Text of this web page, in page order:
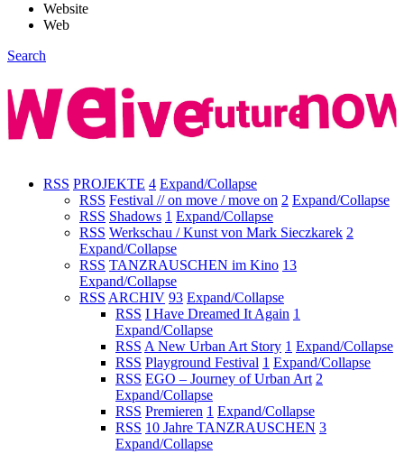
Website
Web
Search
RSS PROJEKTE 4 Expand/Collapse
RSS Festival // on move / move on 2 Expand/Collapse
RSS Shadows 1 Expand/Collapse
RSS Werkschau / Kunst von Mark Sieczkarek 2
Expand/Collapse
RSS TANZRAUSCHEN im Kino 13
Expand/Collapse
RSS ARCHIV 93 Expand/Collapse
RSS I Have Dreamed It Again 1
Expand/Collapse
RSS A New Urban Art Story 1 Expand/Collapse
RSS Playground Festival 1 Expand/Collapse
RSS EGO – Journey of Urban Art 2
Expand/Collapse
RSS Premieren 1 Expand/Collapse
RSS 10 Jahre TANZRAUSCHEN 3
Expand/Collapse